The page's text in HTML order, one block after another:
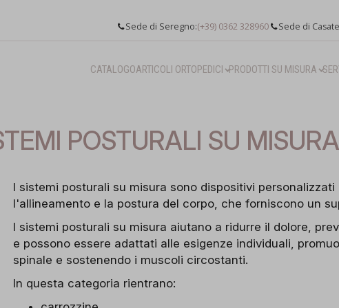
Sede di Seregno:(+39) 0362 328960 Sede di
CATALOGOARTICOLI ORTOPEDICI PRODOTTI SU MISURA
POSTURALI SU MISURA
I sistemi posturali su misura sono dispositivi
l'allineamento e la postura del corpo, che forniscono un
I sistemi posturali su misura aiutano a ridurre il dolore,
e possono essere adattati alle esigenze individuali,
spinale e sostenendo i muscoli circostanti.
In questa categoria rientrano: